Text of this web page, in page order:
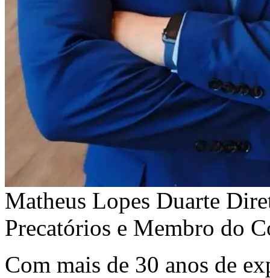
Matheus Lopes Duarte
Precatórios e Membro do
Com mais de 30 anos de